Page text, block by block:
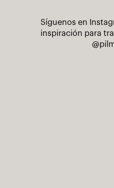
Síguenos en
inspiración para